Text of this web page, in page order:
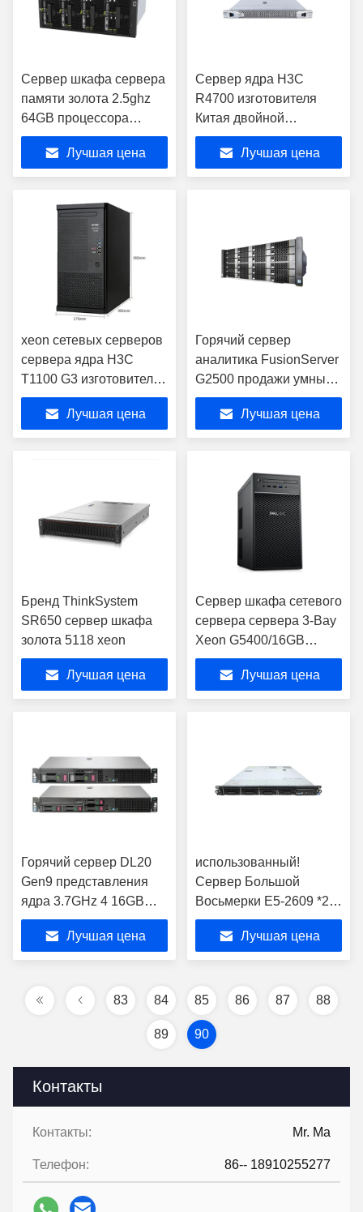
Контакты
Контакты: Mr. Ma
Телефон: 86-- 18910255277
Сервер шкафа сервера
памяти золота 2.5ghz
64GB процессора
uaWei X6800 Intel Xeon
h высокой
эффективности
Лучшая цена
Сервер ядра H3C
R4700 изготовителя
Китая двойной
настольный новый
Лучшая цена
xeon сетевых серверов
сервера ядра H3C
T1100 G3 изготовителя
фарфора двойное
настольное пищит
старый сервер
Лучшая цена
Горячий сервер
аналитика FusionServer
G2500 продажи умный
видео-
Лучшая цена
Бренд ThinkSystem
SR650 сервер шкафа
золота 5118 xeon
Лучшая цена
Сервер шкафа сетевого
сервера сервера 3-Bay
Xeon G5400/16GB
ECC/1TB SATA /DVD
RW PowerEdge T40
Лучшая цена
Горячий сервер DL20
Gen9 представления
ядра 3.7GHz 4 16GB
ProLiant E3-1240v 6
продажиЛучшая цена
использованный!
Сервер Большой
Восьмерки E5-2609 *2
8G ProLiant DL 360p
gen8
Лучшая цена
83 84 85 86 87 88
89 90